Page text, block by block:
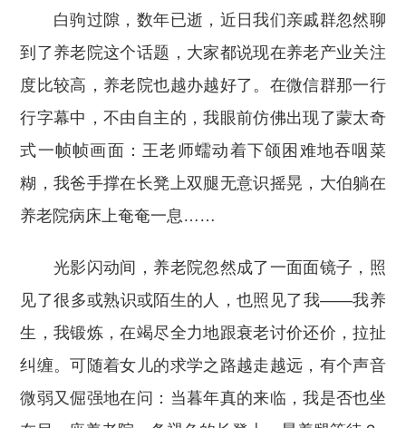
白驹过隙，数年已逝，近日我们亲戚群忽然聊
到了养老院这个话题，大家都说现在养老产业关注
度比较高，养老院也越办越好了。在微信群那一行
行字幕中，不由自主的，我眼前仿佛出现了蒙太奇
式一帧帧画面：王老师蠕动着下颌困难地吞咽菜
糊，我爸手撑在长凳上双腿无意识摇晃，大伯躺在
养老院病床上奄奄一息……
光影闪动间，养老院忽然成了一面面镜子，照
见了很多或熟识或陌生的人，也照见了我——我养
生，我锻炼，在竭尽全力地跟衰老讨价还价，拉扯
纠缠。可随着女儿的求学之路越走越远，有个声音
微弱又倔强地在问：当暮年真的来临，我是否也坐